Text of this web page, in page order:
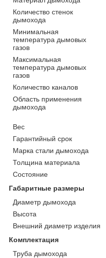
Количество стенок
дымохода
Минимальная
температура дымовых
газов
Максимальная
температура дымовых
газов
Количество каналов
Область применения
дымохода
Вес
Гарантийный срок
Марка стали дымохода
Толщина материала
Состояние
Габаритные размеры
Диаметр дымохода
Высота
Внешний диаметр изделия
Комплектация
Труба дымохода